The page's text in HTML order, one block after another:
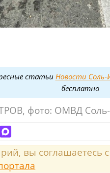
статьи Новости Соль-
бесплатно
фото: ОМВД
вы соглашаетесь